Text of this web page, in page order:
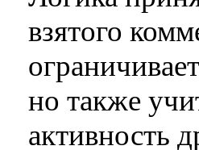
взятого
но также
активность